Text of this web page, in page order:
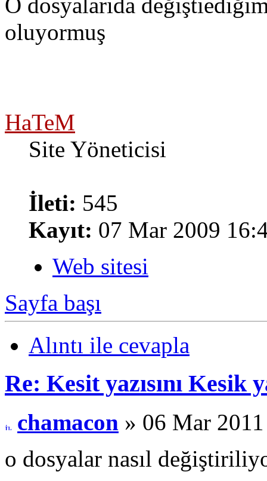
oluyormuş
HaTeM
Site Yöneticisi
İleti: 545
Kayıt: 07 Mar 2009
Web sitesi
Sayfa başı
Alıntı ile cevapla
Re: Kesit yazısını Kesik
chamacon » 06 Mar
o dosyalar nasıl